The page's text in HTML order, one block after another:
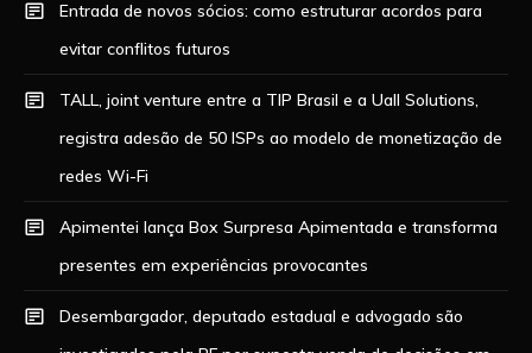
Entrada de novos sócios: como estruturar acordos para
evitar conflitos futuros
TALL, joint venture entre a TIP Brasil e a Uall Solutions,
registra adesão de 50 ISPs ao modelo de monetização de
redes Wi-Fi
Apimentei lança Box Surpresa Apimentada e transforma
presentes em experiências provocantes
Desembargador, deputado estadual e advogado são